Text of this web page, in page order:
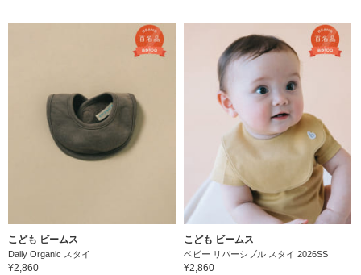
こども ビームス
Daily Organic スタイ
¥2,860
こども ビームス
ベビー リバーシブル スタイ 2026SS
¥2,860